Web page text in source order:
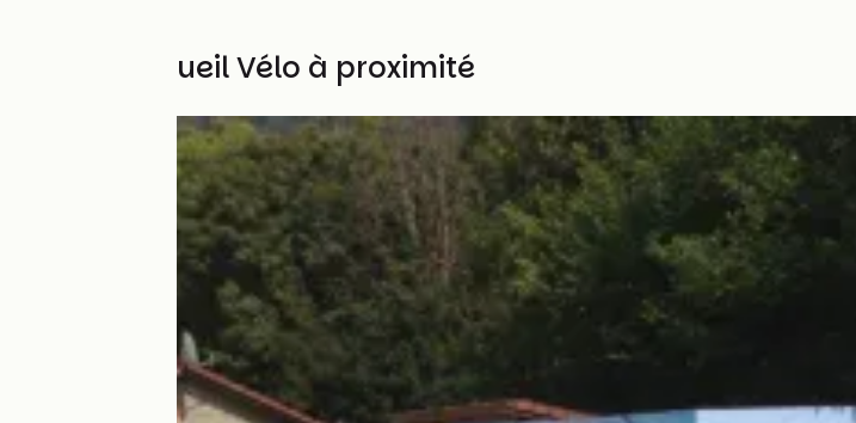
Autres Accueil Vélo à proximité